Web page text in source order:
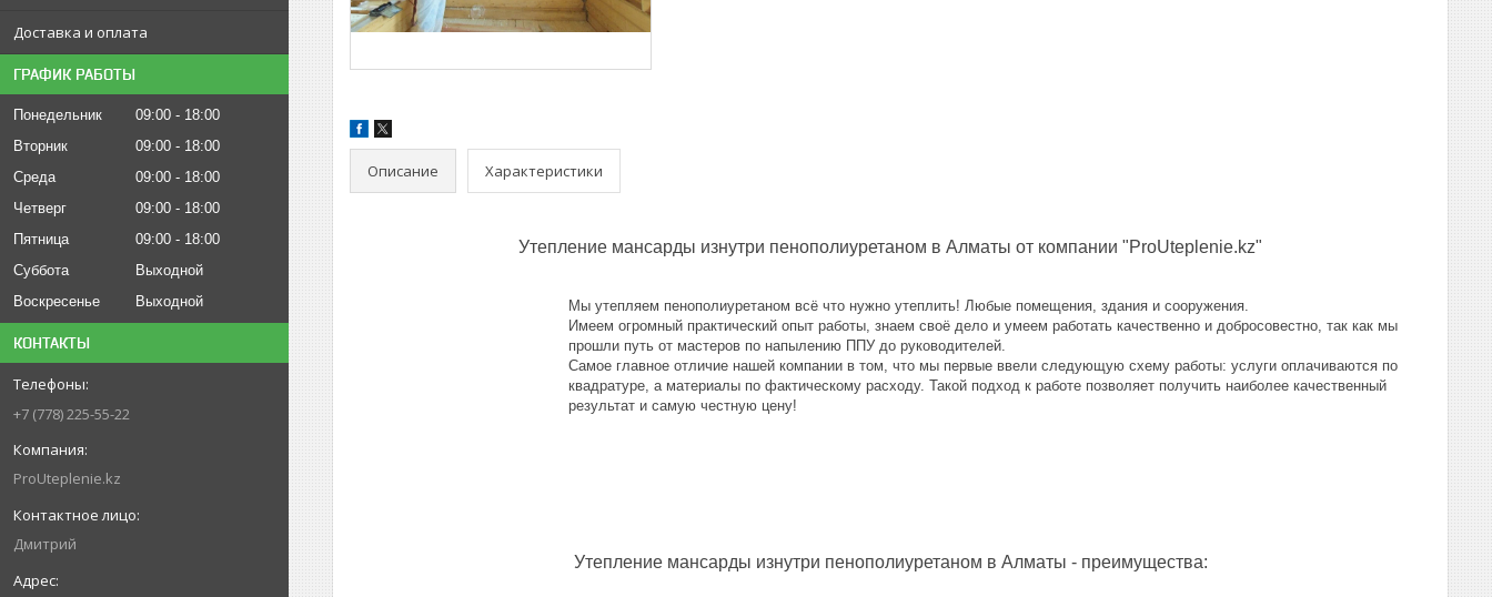
Доставка и оплата
ГРАФИК РАБОТЫ
Понедельник 09:00
18:00
Вторник
09:00
18:00
Среда
09:00
18:00
Четверг
09:00
18:00
Пятница
09:00
18:00
Суббота
Выходной
Воскресенье
Выходной
КОНТАКТЫ
+7 (778) 225-55-22
ProUteplenie.kz
Дмитрий
Описание Характеристики
Утепление мансарды изнутри пенополиуретаном в Алматы от компании "ProUteplenie.kz"
Мы утепляем пенополиуретаном всё что нужно утеплить! Любые помещения, здания и сооружения.
Имеем огромный практический опыт работы, знаем своё дело и умеем работать качественно и добросовестно, так как мы
прошли путь от мастеров по напылению ППУ до руководителей.
Самое главное отличие нашей компании в том, что мы первые ввели следующую схему работы: услуги оплачиваются по
квадратуре, а материалы по фактическому расходу. Такой подход к работе позволяет получить наиболее качественный
результат и самую честную цену!
Утепление мансарды изнутри пенополиуретаном в Алматы - преимущества: